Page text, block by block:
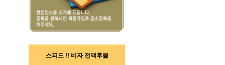
스피드 !! 비자 전액후불